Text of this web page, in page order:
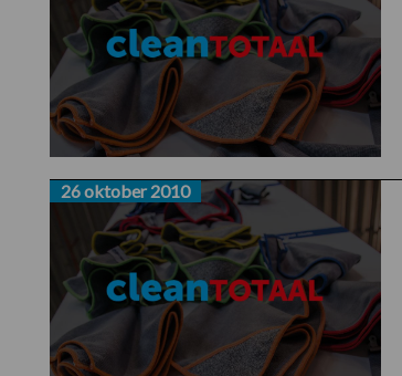
26 oktober 2010